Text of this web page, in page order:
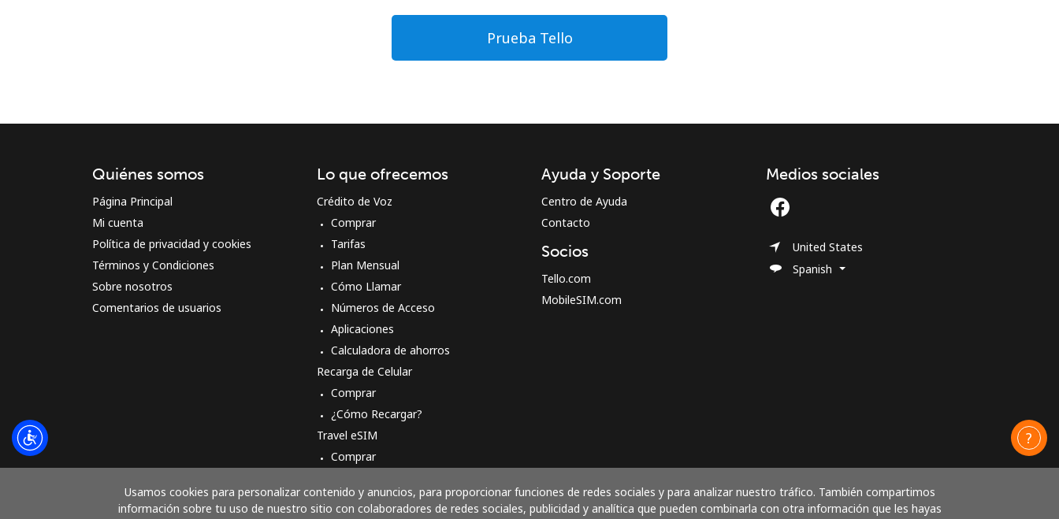
Prueba Tello
Usamos cookies para personalizar contenido y anuncios, para proporcionar funciones de redes sociales y para analizar nuestro tráfico. También compartimos
información sobre tu uso de nuestro sitio con colaboradores de redes sociales, publicidad y analítica que pueden combinarla con otra información que les hayas
Quiénes somos
Página Principal
Mi cuenta
Política de privacidad y cookies
Términos y Condiciones
Sobre nosotros
Comentarios de usuarios
Lo que ofrecemos
Crédito de Voz
Comprar
Tarifas
Plan Mensual
Cómo Llamar
Números de Acceso
Aplicaciones
Calculadora de ahorros
Recarga de Celular
Comprar
¿Cómo Recargar?
Travel eSIM
Comprar
Ayuda y Soporte
Centro de Ayuda
Contacto
Socios
Tello.com
MobileSIM.com
Medios sociales
United States
Spanish